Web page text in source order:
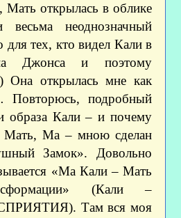
Мать открылась в облике
неоднозначный
тех, кто видел Кали в
Джонса и поэтому
Она открылась мне как
подробный
образа Кали – и почему
Мать, Ма – мною сделан
Замок». Довольно
«Ма Кали – Мать
(Кали –
Там вся моя